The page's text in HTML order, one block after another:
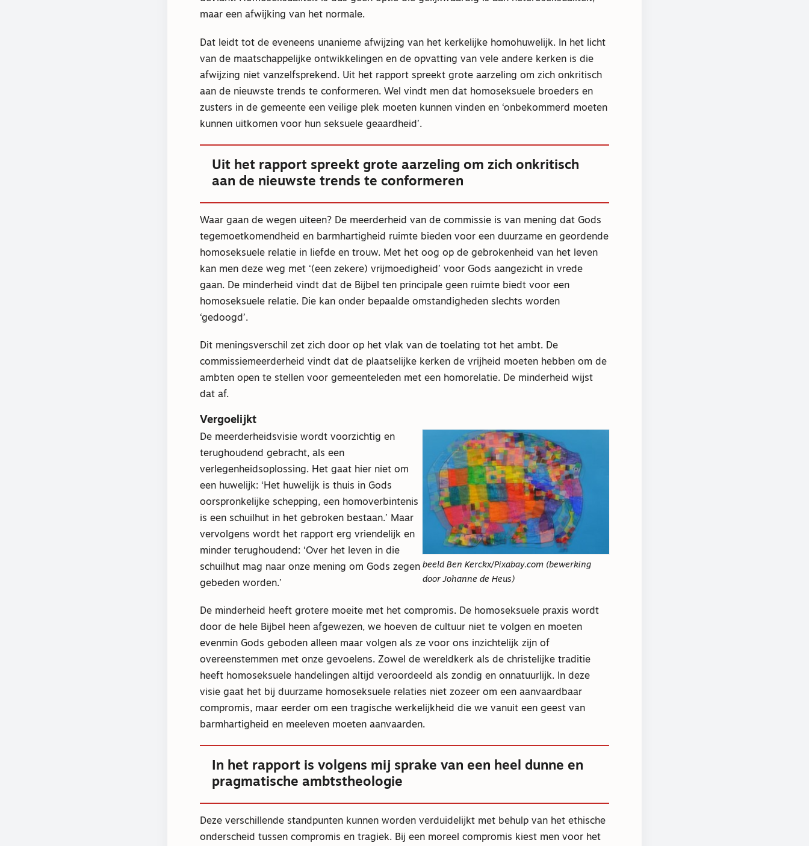
maar een afwijking van het normale.
Dat leidt tot de eveneens unanieme afwijzing van het kerkelijke homohuwelijk. In het licht
van de maatschappelijke ontwikkelingen en de opvatting van vele andere kerken is die
afwijzing niet vanzelfsprekend. Uit het rapport spreekt grote aarzeling om zich onkritisch
aan de nieuwste trends te conformeren. Wel vindt men dat homoseksuele broeders en
zusters in de gemeente een veilige plek moeten kunnen vinden en ‘onbekommerd moeten
kunnen uitkomen voor hun seksuele geaardheid’.
Uit het rapport spreekt grote aarzeling om zich onkritisch
aan de nieuwste trends te conformeren
Waar gaan de wegen uiteen? De meerderheid van de commissie is van mening dat Gods
tegemoetkomendheid en barmhartigheid ruimte bieden voor een duurzame en geordende
homoseksuele relatie in liefde en trouw. Met het oog op de gebrokenheid van het leven
kan men deze weg met ‘(een zekere) vrijmoedigheid’ voor Gods aangezicht in vrede
gaan. De minderheid vindt dat de Bijbel ten principale geen ruimte biedt voor een
homoseksuele relatie. Die kan onder bepaalde omstandigheden slechts worden
‘gedoogd’.
Dit meningsverschil zet zich door op het vlak van de toelating tot het ambt. De
commissiemeerderheid vindt dat de plaatselijke kerken de vrijheid moeten hebben om de
ambten open te stellen voor gemeenteleden met een homorelatie. De minderheid wijst
dat af.
Vergoelijkt
beeld Ben Kerckx/Pixabay.com (bewerking
door Johanne de Heus)
De meerderheidsvisie wordt voorzichtig en
terughoudend gebracht, als een
verlegenheidsoplossing. Het gaat hier niet om
een huwelijk: ‘Het huwelijk is thuis in Gods
oorspronkelijke schepping, een homoverbintenis
is een schuilhut in het gebroken bestaan.’ Maar
vervolgens wordt het rapport erg vriendelijk en
minder terughoudend: ‘Over het leven in die
schuilhut mag naar onze mening om Gods zegen
gebeden worden.’
De minderheid heeft grotere moeite met het compromis. De homoseksuele praxis wordt
door de hele Bijbel heen afgewezen, we hoeven de cultuur niet te volgen en moeten
evenmin Gods geboden alleen maar volgen als ze voor ons inzichtelijk zijn of
overeenstemmen met onze gevoelens. Zowel de wereldkerk als de christelijke traditie
heeft homoseksuele handelingen altijd veroordeeld als zondig en onnatuurlijk. In deze
visie gaat het bij duurzame homoseksuele relaties niet zozeer om een aanvaardbaar
compromis, maar eerder om een tragische werkelijkheid die we vanuit een geest van
barmhartigheid en meeleven moeten aanvaarden.
In het rapport is volgens mij sprake van een heel dunne en
pragmatische ambtstheologie
Deze verschillende standpunten kunnen worden verduidelijkt met behulp van het ethische
onderscheid tussen compromis en tragiek. Bij een moreel compromis kiest men voor het